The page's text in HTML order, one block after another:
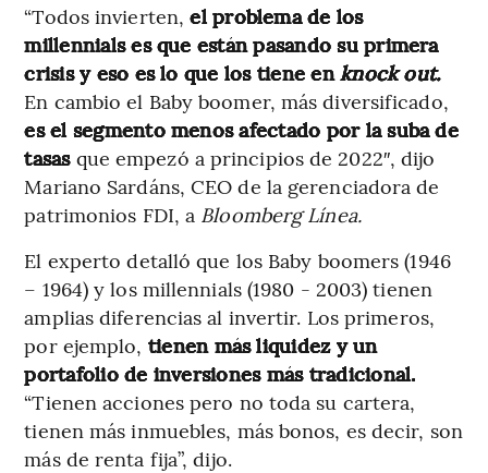
“Todos invierten, el problema de los
millennials es que están pasando su primera
crisis y eso es lo que los tiene enknock out.
En cambio el Baby boomer, más diversificado,
es el segmento menos afectado por la suba de
tasasque empezó a principios de 2022″, dijo
Mariano Sardáns, CEO de la gerenciadora de
patrimonios FDI, a Bloomberg Línea.
El experto detalló que los Baby boomers (1946
– 1964) y los millennials (1980 - 2003) tienen
amplias diferencias al invertir. Los primeros,
por ejemplo, tienen más liquidez y un
portafolio de inversiones más tradicional.
“Tienen acciones pero no toda su cartera,
tienen más inmuebles, más bonos, es decir, son
más de renta fija”, dijo.